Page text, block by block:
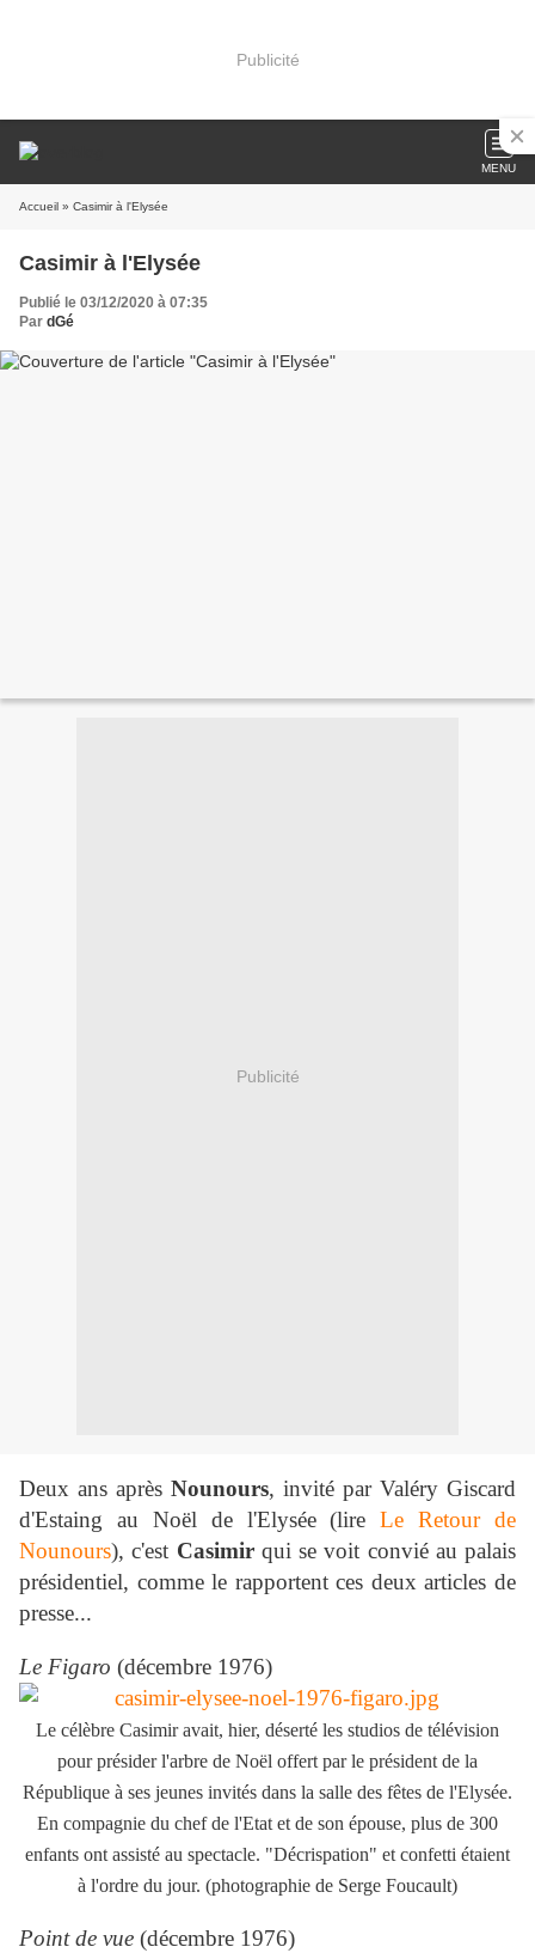
Publicité
MENU
Accueil » Casimir à l'Elysée
Casimir à l'Elysée
Publié le 03/12/2020 à 07:35
Par dGé
Publicité
Deux ans après Nounours, invité par Valéry Giscard
d'Estaing au Noël de l'Elysée (lireLe Retour de
Nounours), c'est Casimirqui se voit convié au palais
présidentiel, comme le rapportent ces deux articles de
presse...
Le Figaro (décembre 1976)
Le célèbre Casimir avait, hier, déserté les studios de télévision
pour présider l'arbre de Noël offert par le président de la
République à ses jeunes invités dans la salle des fêtes de l'Elysée.
En compagnie du chef de l'Etat et de son épouse, plus de 300
enfants ont assisté au spectacle. "Décrispation" et confetti étaient
à l'ordre du jour. (photographie de Serge Foucault)
Point de vue (décembre 1976)